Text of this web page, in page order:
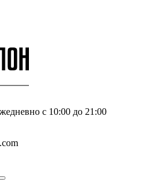
с 10:00 до 21:00